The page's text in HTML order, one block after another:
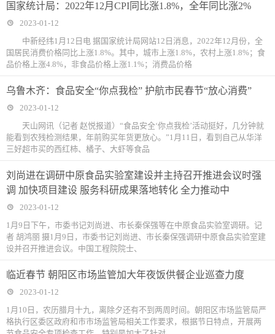
国家统计局：2022年12月CPI同比涨1.8%，全年同比涨2%
2023-01-12
中新经纬1月12日电 据国家统计局网站12日消息，2022年12月份，全
国居民消费价格同比上涨1.8%。其中，城市上涨1.8%，农村上涨1.8%；食
品价格上涨4.8%，非食品价格上涨1.1%；消费品价格
乌鲁木齐：食品安全“你点我检” 护航市民春节“放心消费”
2023-01-12
天山网讯（记者 赵悦报道）“食品安全‘你点我检’活动挺好，几分钟就
能看到农残检测结果，年前购买年货更放心。”1月11日，看到自己从华洋
三好超市买的西红柿、橘子、大虾等食品
刘尚进在调研中原食品实验室建设并主持召开推进会议时强
调 加快项目建设 服务科研成果落地转化 全力推动中
2023-01-12
1月9日下午，市委书记刘尚进、市长秦保强等在中原食品实验室调研。记
者 胡鸿丽 摄1月9日，市委书记刘尚进、市长秦保强调研中原食品实验室建
设并召开推进会议。中国工程院院士、
临近春节 朝阳区市场监管加大年夜饭供餐企业巡查力度
2023-01-12
1月10日，农历腊月十九，离除夕还有不到两周时间。朝阳区市场监管局严
格执行区委区政府和市市场监管局相关工作要求，根据节日特点，开展两